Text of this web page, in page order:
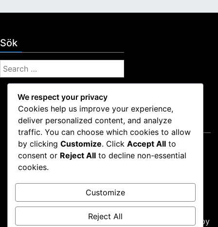
Sök
S
e
Juridiskt
Användarvillkor
Om oss
Din integritet
Hör av dig
Cookies och spårning
Proudly powered by WordPress Theme: news-box by
We respect your privacy
Cookies help us improve your experience,
deliver personalized content, and analyze
traffic. You can choose which cookies to allow
by clicking Customize. Click Accept All to
consent or Reject All to decline non-essential
cookies.
Customize
Reject All